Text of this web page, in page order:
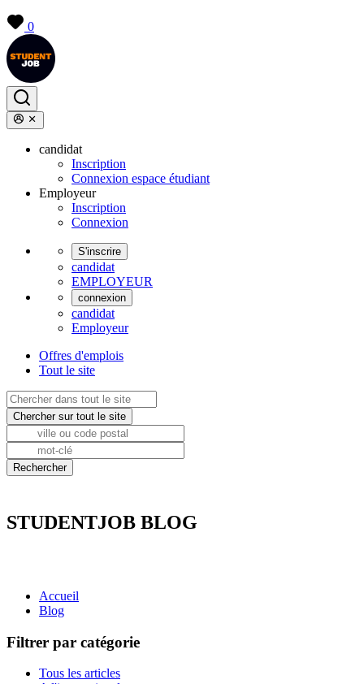
0
candidat
Inscription
Connexion espace étudiant
Employeur
Inscription
Connexion
S'inscrire
candidat
EMPLOYEUR
connexion
candidat
Employeur
Offres d'emplois
Tout le site
STUDENTJOB BLOG
Accueil
Blog
Filtrer par catégorie
Tous les articles